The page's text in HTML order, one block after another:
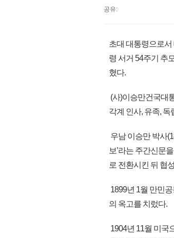
공유:
초대 대통령으로
령 서거 54주기 추
혔다.
(사)이승만건국대
각계 인사, 유족,
우남 이승만 박사
보’라는 주간신문
로 전환시킨 뒤 협
1899년 1월 만민
의 옥고를 치렀다.
1904년 11월 미국